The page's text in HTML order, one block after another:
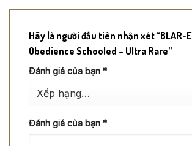
Hãy là người đầu tiên nhận xét “BLAR-
Obedience Schooled – Ultra Rare”
Đánh giá của bạn *
Đánh giá của bạn *